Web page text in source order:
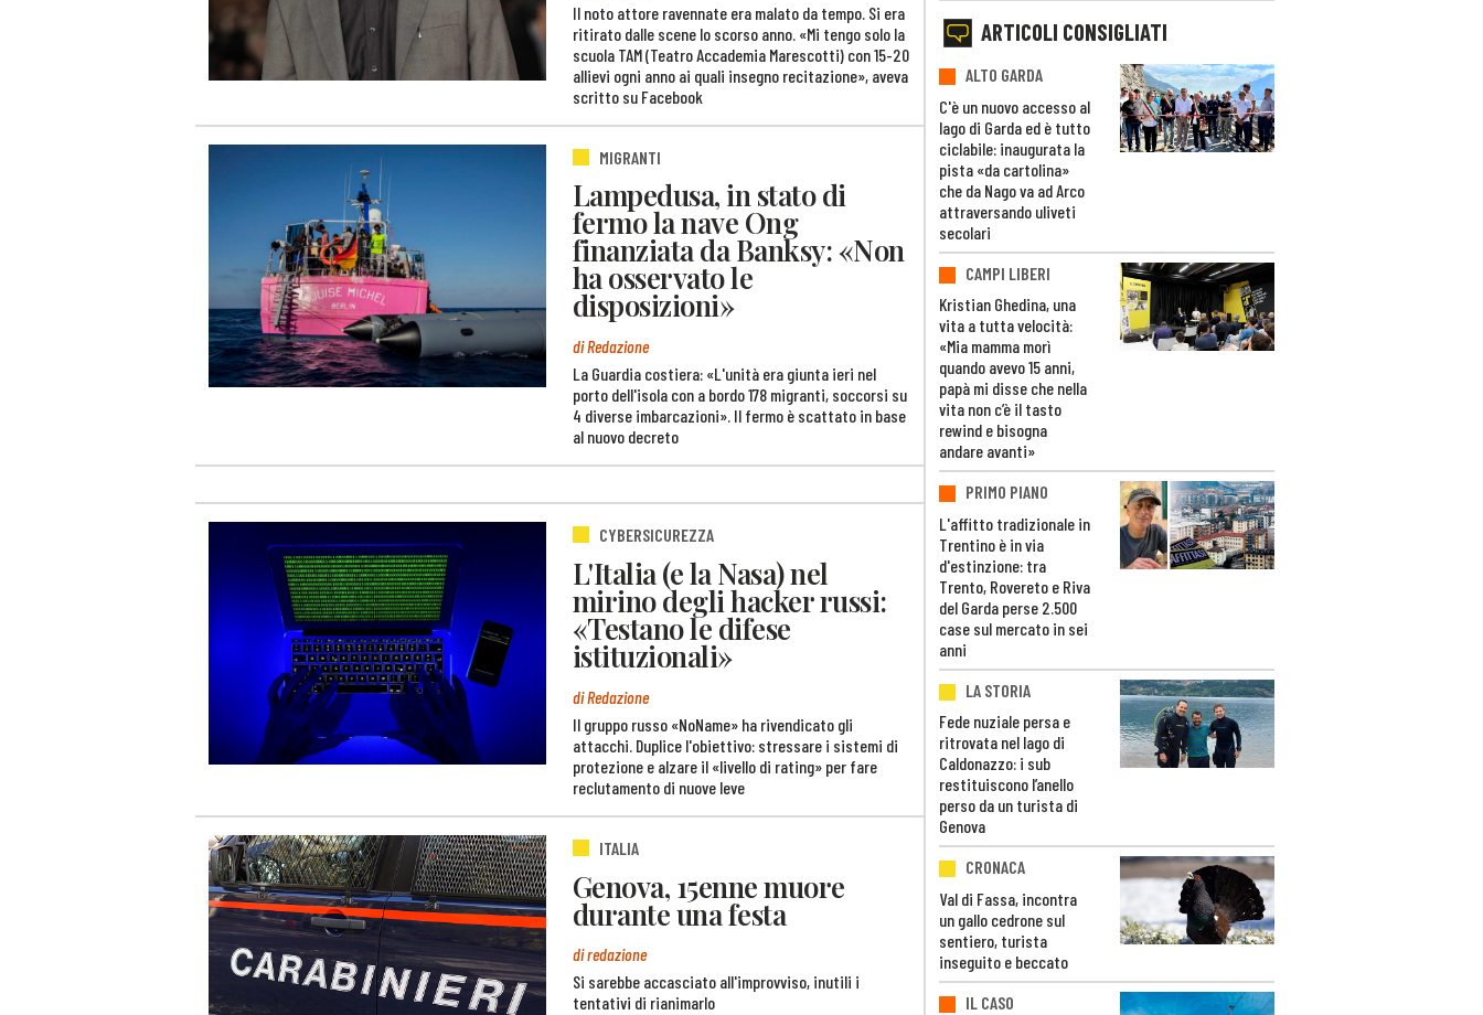
Il noto attore ravennate era malato da tempo. Si era
ritirato dalle scene lo scorso anno. «Mi tengo solo la
scuola TAM (Teatro Accademia Marescotti) con 15-20
allievi ogni anno ai quali insegno recitazione», aveva
scritto su Facebook
MIGRANTI
Lampedusa, in stato di
fermo la nave Ong
finanziata da Banksy: «Non
ha osservato le
disposizioni»
di Redazione
La Guardia costiera: «L'unità era giunta ieri nel
porto dell'isola con a bordo 178 migranti, soccorsi su
4 diverse imbarcazioni». Il fermo è scattato in base
al nuovo decreto
CYBERSICUREZZA
L'Italia (e la Nasa) nel
mirino degli hacker russi:
«Testano le difese
istituzionali»
di Redazione
Il gruppo russo «NoName» ha rivendicato gli
attacchi. Duplice l'obiettivo: stressare i sistemi di
protezione e alzare il «livello di rating» per fare
reclutamento di nuove leve
ITALIA
Genova, 15enne muore
durante una festa
di redazione
Si sarebbe accasciato all'improvviso, inutili i
tentativi di rianimarlo
ARTICOLI CONSIGLIATI
ALTO GARDA
C'è un nuovo accesso al
lago di Garda ed è tutto
ciclabile: inaugurata la
pista «da cartolina»
che da Nago va ad Arco
attraversando uliveti
secolari
CAMPI LIBERI
Kristian Ghedina, una
vita a tutta velocità:
«Mia mamma morì
quando avevo 15 anni,
papà mi disse che nella
vita non c’è il tasto
rewind e bisogna
andare avanti»
PRIMO PIANO
L'affitto tradizionale in
Trentino è in via
d'estinzione: tra
Trento, Rovereto e Riva
del Garda perse 2.500
case sul mercato in sei
anni
LA STORIA
Fede nuziale persa e
ritrovata nel lago di
Caldonazzo: i sub
restituiscono l’anello
perso da un turista di
Genova
CRONACA
Val di Fassa, incontra
un gallo cedrone sul
sentiero, turista
inseguito e beccato
IL CASO